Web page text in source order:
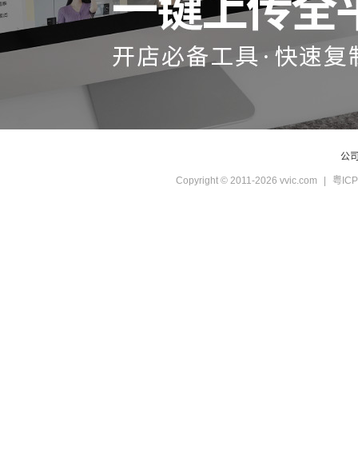
公
Copyright © 2011-2026 vvic.com 粤